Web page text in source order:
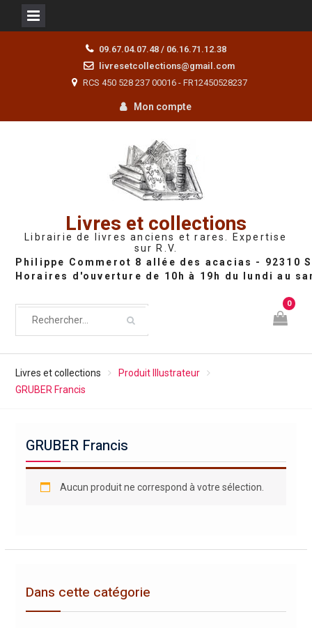
09.67.04.07.48 / 06.16.71.12.38
livresetcollections@gmail.com
RCS 450 528 237 00016 - FR12450528237
Mon compte
Livres et collections
Librairie de livres anciens et rares. Expertise
sur R.V.
0
Livres et collections
Produit Illustrateur
GRUBER Francis
GRUBER Francis
Aucun produit ne correspond à votre sélection.
Dans cette catégorie